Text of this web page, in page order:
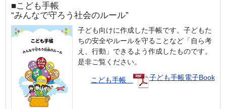
■こども手帳
“みんなで守ろう社会のルール”
子ども向けに作成した手帳です。子どもた
ちの安全やルールを守ることなど「自ら考
え、行動」できるよう作成したものです。
是非ご覧ください。
子ども手帳電子Book
こども手帳